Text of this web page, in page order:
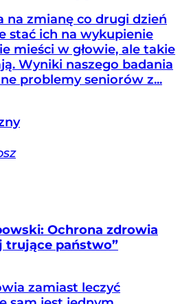
na zmianę co drugi dzień
stać ich na wykupienie
mieści w głowie, ale takie
Wyniki naszego badania
problemy seniorów z...
Ochrona zdrowia
trujące państwo”
zamiast leczyć